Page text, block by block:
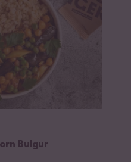
Bulgur